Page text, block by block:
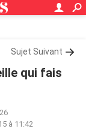
Sujet Suivant
qui fais
à 11:42